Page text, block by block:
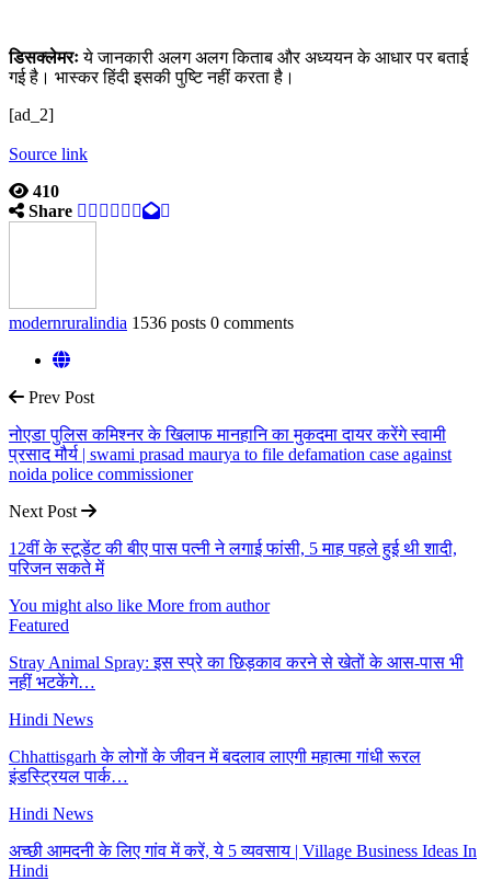
डिसक्लेमरःये जानकारी अलग अलग किताब और अध्ययन के आधार पर बताई
गई है। भास्कर हिंदी इसकी पुष्टि नहीं करता है।
[ad_2]
Source link
410
Share
modernruralindia 1536 posts 0 comments
Prev Post
नोएडा पुलिस कमिश्नर के खिलाफ मानहानि का मुकदमा दायर करेंगे स्वामी
प्रसाद मौर्य | swami prasad maurya to file defamation case against
noida police commissioner
Next Post
12वीं के स्टूडेंट की बीए पास पत्नी ने लगाई फांसी, 5 माह पहले हुई थी शादी,
परिजन सकते में
You might also like More from author
Featured
Stray Animal Spray: इस स्प्रे का छिड़काव करने से खेतों के आस-पास भी
नहीं भटकेंगे…
Hindi News
Chhattisgarh के लोगों के जीवन में बदलाव लाएगी महात्मा गांधी रूरल
इंडस्ट्रियल पार्क…
Hindi News
अच्छी आमदनी के लिए गांव में करें, ये 5 व्यवसाय | Village Business Ideas In
Hindi